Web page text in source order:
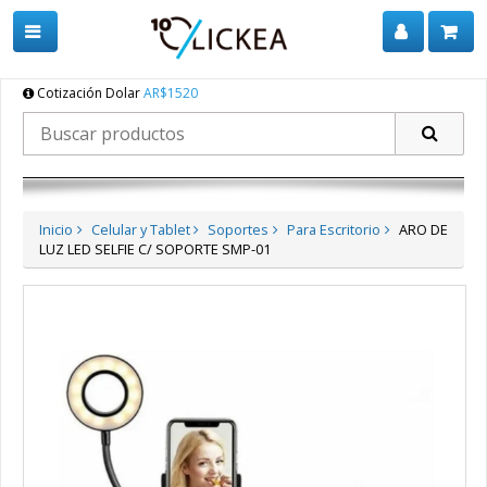
Cotización DolarAR$1520
Inicio Celular y Tablet Soportes Para Escritorio
ARO DE
LUZ LED SELFIE C/ SOPORTE SMP-01